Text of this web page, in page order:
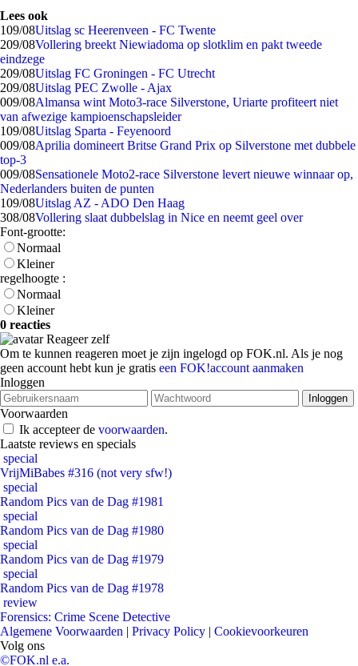
Lees ook
109/08Uitslag sc Heerenveen - FC Twente
209/08Vollering breekt Niewiadoma op slotklim en pakt tweede
eindzege
209/08Uitslag FC Groningen - FC Utrecht
209/08Uitslag PEC Zwolle - Ajax
009/08Almansa wint Moto3-race Silverstone, Uriarte profiteert niet
van afwezige kampioenschapsleider
109/08Uitslag Sparta - Feyenoord
009/08Aprilia domineert Britse Grand Prix op Silverstone met dubbele
top-3
009/08Sensationele Moto2-race Silverstone levert nieuwe winnaar op,
Nederlanders buiten de punten
109/08Uitslag AZ - ADO Den Haag
308/08Vollering slaat dubbelslag in Nice en neemt geel over
Font-grootte:
Normaal
Kleiner
regelhoogte :
Normaal
Kleiner
0 reacties
Reageer zelf
Om te kunnen reageren moet je zijn ingelogd op FOK.nl. Als je nog
geen account hebt kun je gratis een FOK!account aanmaken
Inloggen
Voorwaarden
Ik accepteer de voorwaarden.
Laatste reviews en specials
special
VrijMiBabes #316 (not very sfw!)
special
Random Pics van de Dag #1981
special
Random Pics van de Dag #1980
special
Random Pics van de Dag #1979
special
Random Pics van de Dag #1978
review
Forensics: Crime Scene Detective
Algemene Voorwaarden | Privacy Policy | Cookievoorkeuren
Volg ons
©FOK.nl e.a.